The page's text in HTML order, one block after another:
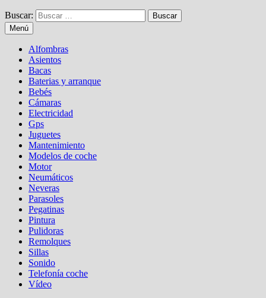
Buscar:
Menú
Alfombras
Asientos
Bacas
Baterias y arranque
Bebés
Cámaras
Electricidad
Gps
Juguetes
Mantenimiento
Modelos de coche
Motor
Neumáticos
Neveras
Parasoles
Pegatinas
Pintura
Pulidoras
Remolques
Sillas
Sonido
Telefonía coche
Vídeo